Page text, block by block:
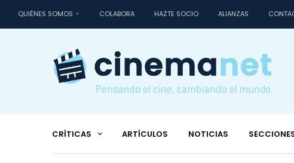
QUIÉNES SOMOS COLABORA HAZTE SOCIO ALIANZAS
CRÍTICAS ARTÍCULOS NOTICIAS